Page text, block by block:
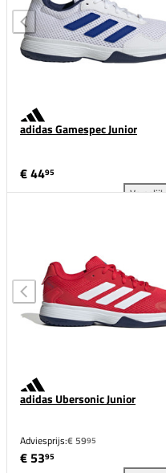
adidas Gamespec Junior
€ 4495
Vergelijk
adidas Ubersonic Junior
Adviesprijs:€ 5995
€ 5395